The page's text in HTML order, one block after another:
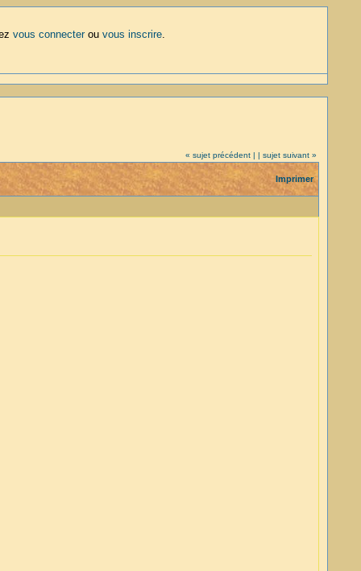
vous connecterou vous inscrire.
« sujet précédent | | sujet suivant »
Imprimer